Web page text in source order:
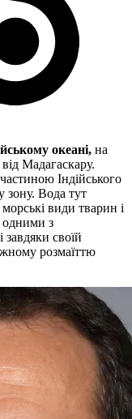
океані, на
Мадагаскару.
Індійського
зону. Вода тут
види тварин і
одними з
завдяки своїй
розмаїттю